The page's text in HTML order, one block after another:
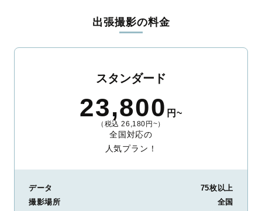
ィを身につけたプロのカメラマンが全国47都道府県に在籍してい
ます。創業10年のノウハウを活かし、思い出に残る素敵な撮影体
験をお届けします。
整。自然な雰囲気を残しつつも、おしゃれで洗練された仕上がり
に。きっと「こんな写真を撮ってほしかった！」と思える一枚に
出会えます。まずは、ラブグラフの撮影事例
出張撮影の料金
スタンダード
23,800 円~
（税込 26,180円~）
全国対応の
人気プラン！
データ
75枚以上
撮影場所
全国